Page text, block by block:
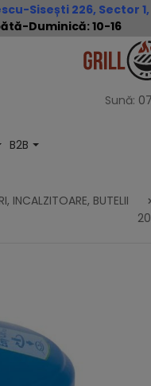
Sisești 226, Sector
Duminică: 10-16
Sună:
B2B
INCALZITOARE, BUTELII